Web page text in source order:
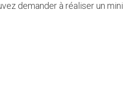
demander à réaliser un mini